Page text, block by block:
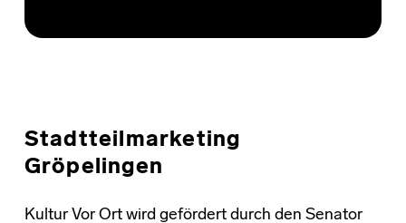
Stadtteilmarketing
Gröpelingen
Kultur Vor Ort wird gefördert durch den Senator